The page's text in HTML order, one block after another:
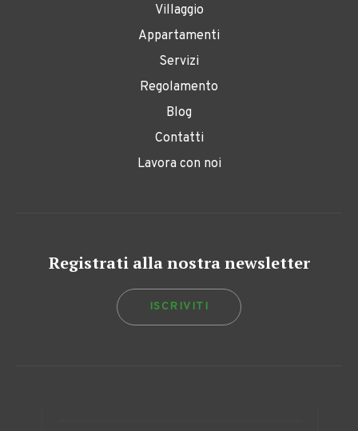
Villaggio
Appartamenti
Servizi
Regolamento
Blog
Contatti
Lavora con noi
Registrati alla nostra newsletter
ISCRIVITI